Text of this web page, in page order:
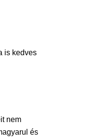
is kedves
nem
és